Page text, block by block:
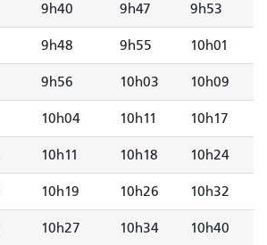
9h40 9h47 9h53
9h48 9h55 10h01
9h56 10h03 10h09
10h04 10h11 10h17
10h11 10h18 10h24
10h19 10h26 10h32
10h27 10h34 10h40